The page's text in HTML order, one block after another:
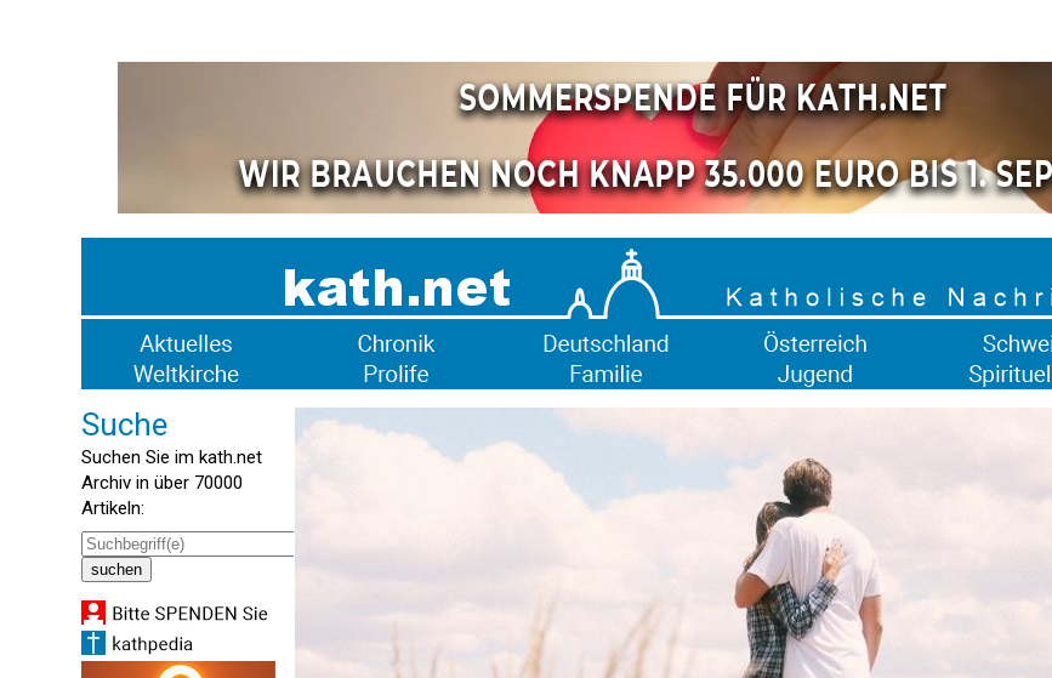
Suche
Suchen Sie im kath.net
Archiv in über 70000
Artikeln: